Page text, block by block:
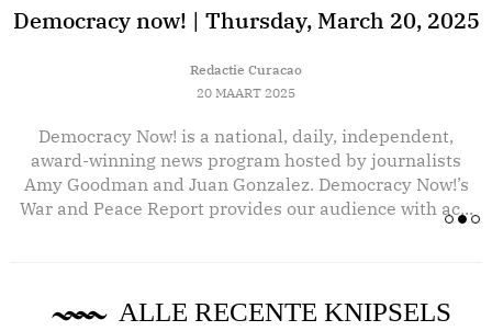
Democracy now! | Thursday, March 20, 2025
Redactie Curacao
20 MAART 2025
Democracy Now! is a national, daily, independent,
award-winning news program hosted by journalists
Amy Goodman and Juan Gonzalez. Democracy Now!’s
War and Peace Report provides our audience with ac...
ALLE RECENTE KNIPSELS